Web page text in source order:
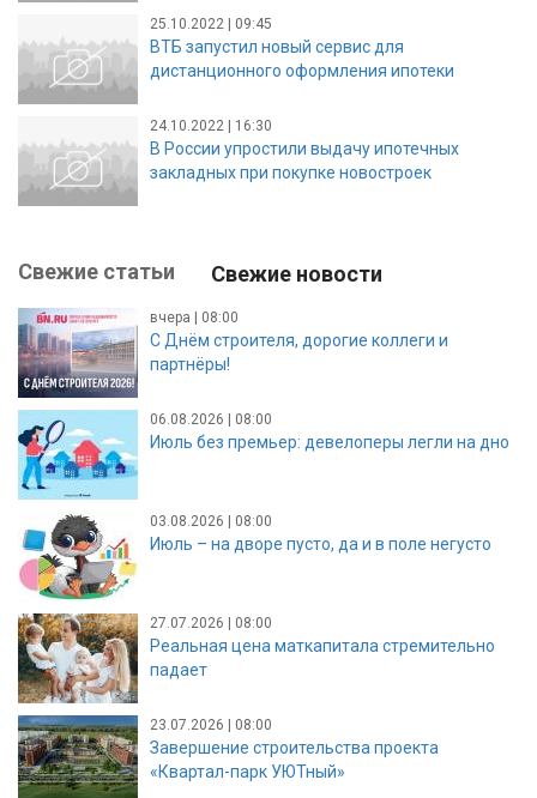
25.10.2022 | 09:45
ВТБ запустил новый сервис для
дистанционного оформления ипотеки
24.10.2022 | 16:30
В России упростили выдачу ипотечных
закладных при покупке новостроек
Свежие статьи Свежие новости
вчера | 08:00
С Днём строителя, дорогие коллеги и
партнёры!
06.08.2026 | 08:00
Июль без премьер: девелоперы легли на дно
03.08.2026 | 08:00
Июль – на дворе пусто, да и в поле негусто
27.07.2026 | 08:00
Реальная цена маткапитала стремительно
падает
23.07.2026 | 08:00
Завершение строительства проекта
«Квартал-парк УЮТный»